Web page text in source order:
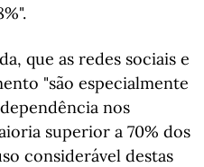
que as redes sociais e
"são especialmente
nos
superior a 70% dos
considerável destas